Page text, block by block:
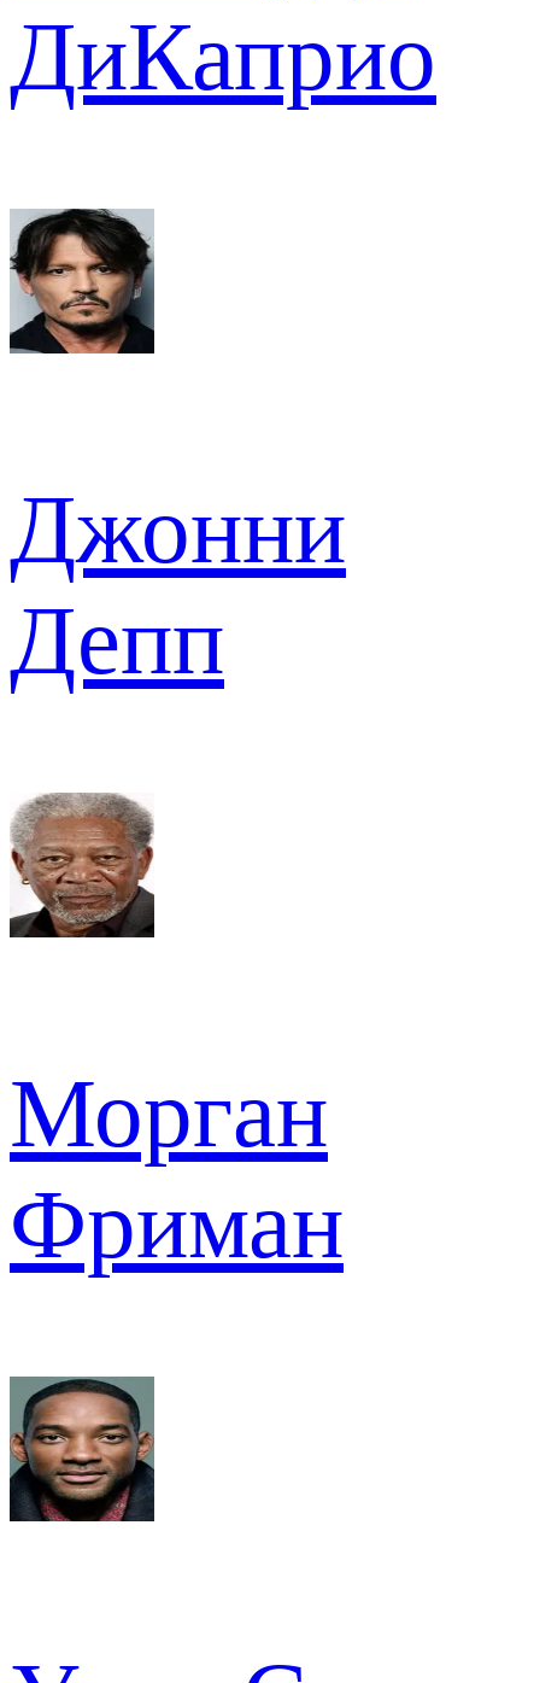
ДиКаприо
Джонни
Депп
Морган
Фриман